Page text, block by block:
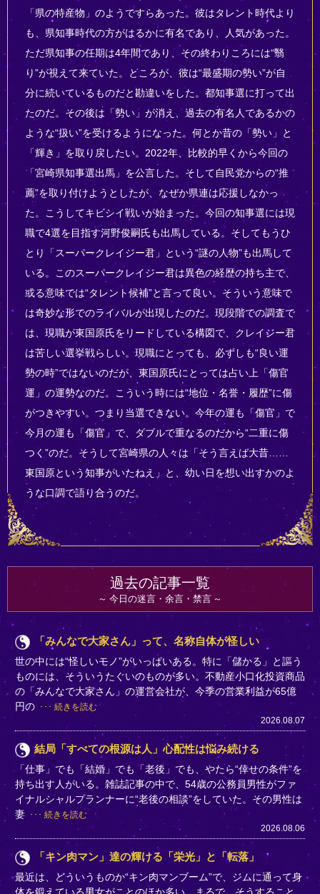
「県の特産物」のようですらあった。彼はタレント時代より
も、県知事時代の方がはるかに有名であり、人気があった。
ただ県知事の任期は4年間であり、その終わりころには“翳
り”が視えて来ていた。ところが、彼は“最盛期の勢い”が自
分に続いているものだと勘違いをした。都知事選に打って出
たのだ。その後は「勢い」が消え、過去の有名人であるかの
ような“扱い”を受けるようになった。何とか昔の「勢い」と
「輝き」を取り戻したい。2022年、比較的早くから今回の
「宮崎県知事選出馬」を公言した。そして自民党からの“推
薦”を取り付けようとしたが、なぜか県連は応援しなかっ
た。こうしてキビシイ戦いが始まった。今回の知事選には現
職で4選を目指す河野俊嗣氏も出馬している。そしてもうひ
とり「スーパークレイジー君」という“謎の人物”も出馬して
いる。このスーパークレイジー君は異色の経歴の持ち主で、
或る意味では“タレント候補”と言って良い。そういう意味で
は奇妙な形でのライバルが出現したのだ。現段階での調査で
は、現職が東国原氏をリードしている構図で、クレイジー君
は苦しい選挙戦らしい。現職にとっても、必ずしも“良い運
勢の時”ではないのだが、東国原氏にとっては占い上「傷官
運」の運勢なのだ。こういう時には“地位・名誉・履歴”に傷
がつきやすい。つまり当選できない。今年の運も「傷官」で
今月の運も「傷官」で、ダブルで重なるのだから“二重に傷
つく”のだ。そうして宮崎県の人々は「そう言えば大昔……
東国原という知事がいたねえ」と、幼い日を想い出すかのよ
うな口調で語り合うのだ。
過去の記事一覧
今日の迷言・余言・禁言
「みんなで大家さん」って、名称自体が怪しい
世の中には“怪しいモノ”がいっぱいある。特に「儲かる」と謳う
ものには、そういうたぐいのものが多い。不動産小口化投資商品
の「みんなで大家さん」の運営会社が、今季の営業利益が65億
円の
続きを読む
2026.08.07
結局「すべての根源は人」心配性は悩み続ける
「仕事」でも「結婚」でも「老後」でも、やたら“倖せの条件”を
持ち出す人がいる。雑誌記事の中で、54歳の公務員男性がファ
イナルシャルプランナーに“老後の相談”をしていた。その男性は
妻
続きを読む
2026.08.06
「キン肉マン」達の輝ける「栄光」と「転落」
最近は、どういうものか“キン肉マンブーム”で、ジムに通って身